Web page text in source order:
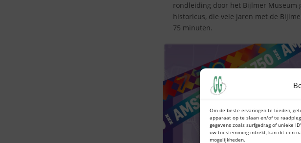
Om de beste ervaringen te bieden,
apparaat op te slaan en/of te
gegevens zoals surfgedrag of unieke
uw toestemming intrekt, kan dit een
mogelijkheden.
rondleiding door het Bijlmer Museum
historicus, die vele jaren met de
75 minuten.